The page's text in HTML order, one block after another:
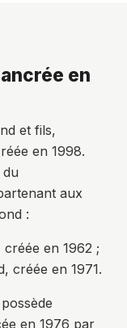
en
et fils,
en 1998.
aux
:
en 1962 ;
créée en 1971.
en 1976 par